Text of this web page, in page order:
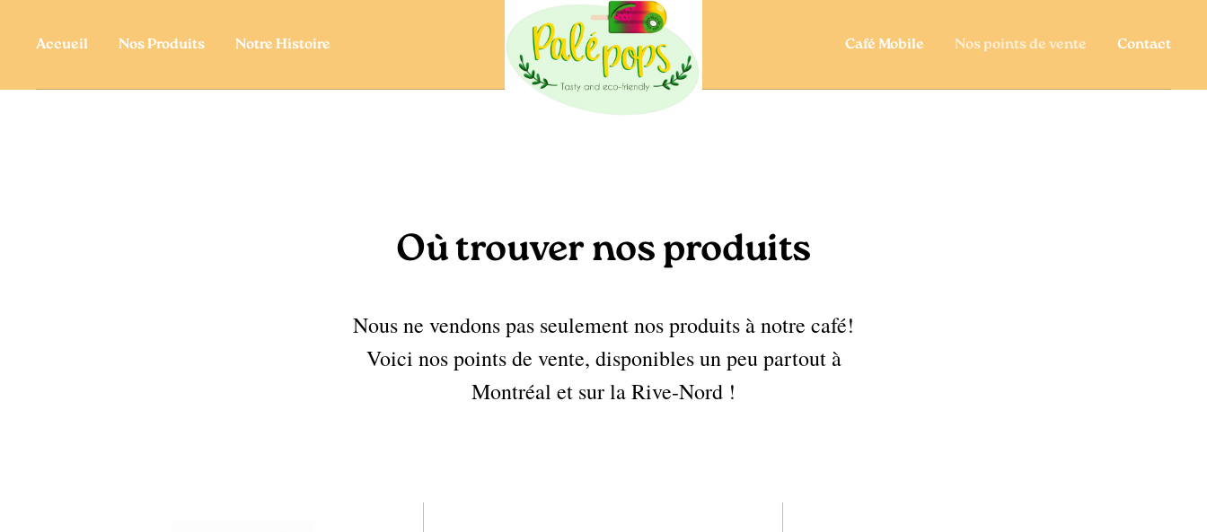
Accueil Nos Produits Notre Histoire Café Mobile Nos points de vente Contact
Où trouver nos produits
Nous ne vendons pas seulement nos produits à notre café!
Voici nos points de vente, disponibles un peu partout à
Montréal et sur la Rive-Nord !